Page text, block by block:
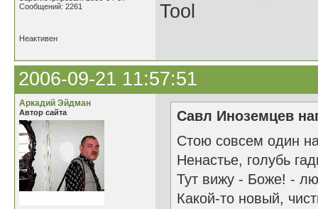
Сообщений: 2261
Tool
Неактивен
2006-09-21 11:57:51
Аркадий Эйдман
Автор сайта
Савл Иноземцев
Стою совсем один
Ненастье, голубь
Тут вижу - Боже! -
Какой-то новый,